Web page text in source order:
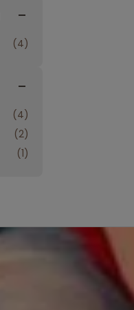
4
4
2
1